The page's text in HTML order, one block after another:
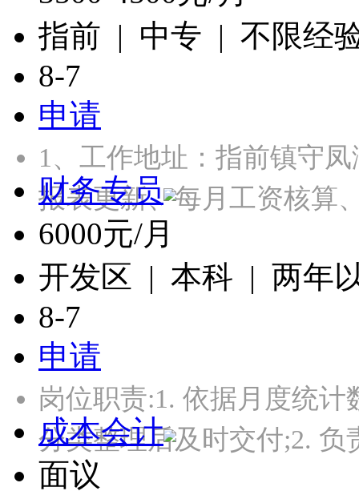
指前 | 中专 | 不限经
8-7
申请
1、工作地址：指前镇守
报表更新、每月工资核
财务专员
6000元/月
开发区 | 本科 | 两年
8-7
申请
岗位职责:1. 依据月度统
分类整理后及时交付;2.
成本会计
面议